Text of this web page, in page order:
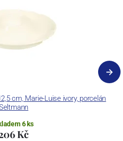
cm, Marie-Luise ivory, porcelán
6 ks
Kč